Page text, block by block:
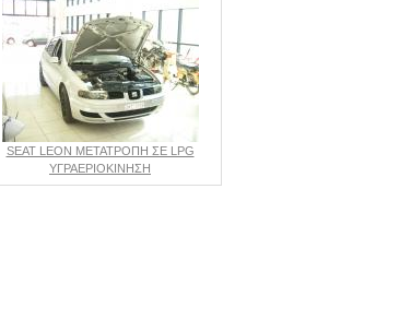
SEAT LEON ΜΕΤΑΤΡΟΠΗ ΣΕ LPG
ΥΓΡΑΕΡΙΟΚΙΝΗΣΗ